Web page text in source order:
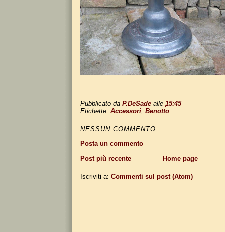
Pubblicato da P.DeSade alle 15:45
Etichette: Accessori Benotto
NESSUN COMMENTO:
Posta un commento
Post più recente
Home page
Iscriviti a: Commenti sul post (Atom)